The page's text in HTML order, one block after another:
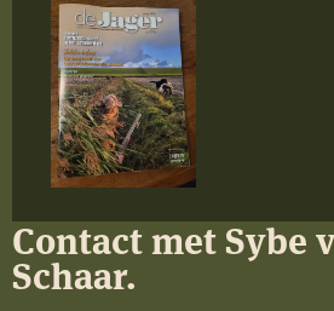
Contact met Sybe
Schaar.